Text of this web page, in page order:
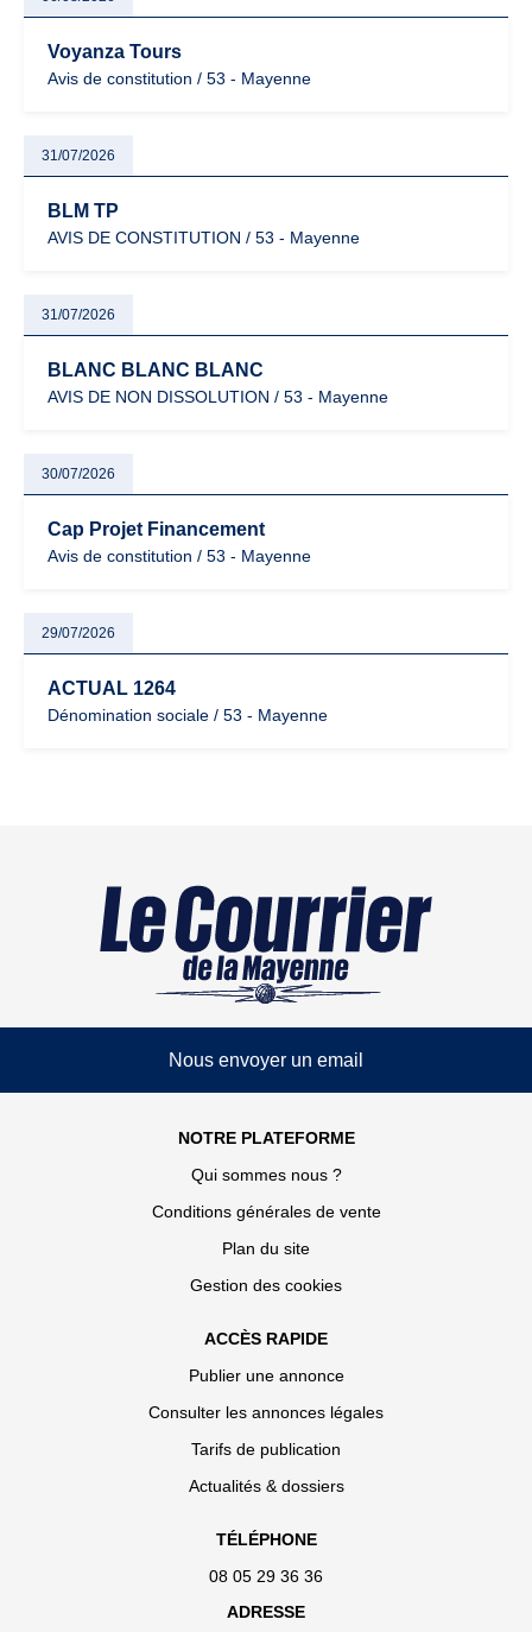
Voyanza Tours
Avis de constitution / 53 - Mayenne
31/07/2026
BLM TP
AVIS DE CONSTITUTION / 53 - Mayenne
31/07/2026
BLANC BLANC BLANC
AVIS DE NON DISSOLUTION / 53 - Mayenne
30/07/2026
Cap Projet Financement
Avis de constitution / 53 - Mayenne
29/07/2026
ACTUAL 1264
Dénomination sociale / 53 - Mayenne
Nous envoyer un email
NOTRE PLATEFORME
Qui sommes nous ?
Conditions générales de vente
Plan du site
Gestion des cookies
ACCÈS RAPIDE
Publier une annonce
Consulter les annonces légales
Tarifs de publication
Actualités & dossiers
TÉLÉPHONE
08 05 29 36 36
ADRESSE